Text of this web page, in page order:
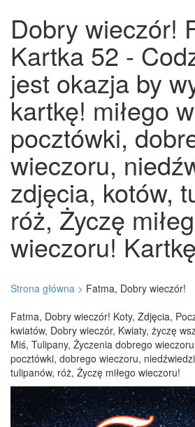
Dobry wieczór!
Kartka 52 -
jest okazja by
kartkę! miłego
pocztówki,
wieczoru,
zdjęcia, kotów,
róż, Życzę
wieczoru!
Strona główna > Fatma, Dobry wieczór!
Fatma, Dobry wieczór! Koty, Zdjęcia,
kwiatów, Dobry wieczór, Kwiaty, życzę
Miś, Tulipany, Życzenia dobrego
pocztówki, dobrego wieczoru,
tulipanów, róż, Życzę miłego wieczoru!